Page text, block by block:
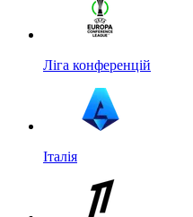
Ліга конференцій
Італія